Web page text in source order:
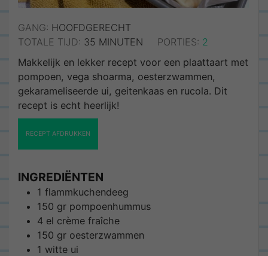
GANG: HOOFDGERECHT
TOTALE TIJD: 35 MINUTEN
MINUTEN PORTIES: 2
Makkelijk en lekker recept voor een plaattaart met
pompoen, vega shoarma, oesterzwammen,
gekarameliseerde ui, geitenkaas en rucola. Dit
recept is echt heerlijk!
RECEPT AFDRUKKEN
INGREDIËNTEN
1 flammkuchendeeg
150 gr pompoenhummus
4 el crème fraîche
150 gr oesterzwammen
1 witte ui